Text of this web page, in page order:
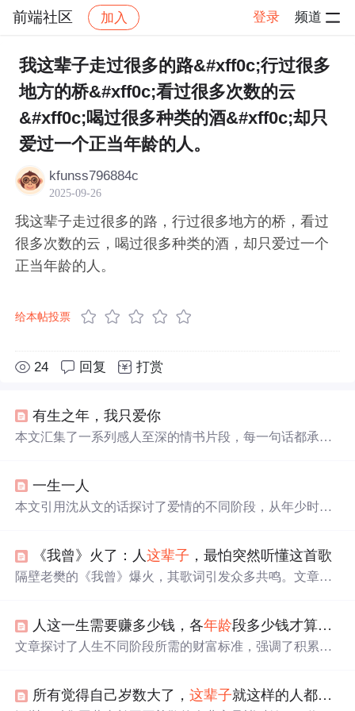
前端社区 加入 登录 频道
社区 前端社区 感慨 帖子详情
我这辈子走过很多的路&#xff0c;行过很多
地方的桥&#xff0c;看过很多次数的云
&#xff0c;喝过很多种类的酒&#xff0c;却只
爱过一个正当年龄的人。
kfunss796884c
2025-09-26
我这辈子走过很多的路，行过很多地方的桥，看过
很多次数的云，喝过很多种类的酒，却只爱过一个
正当年龄的人。
给本帖投票
24 回复 打赏
有生之年，我只爱你
本文汇集了一系列感人至深的情书片段，每一句话都承载
记录了爱情的美好瞬间。
一生一人
本文引用沈从文的话探讨了爱情的不同阶段，从年少时的
《我曾》火了：人这辈子 ，最怕突然听懂这首歌
隔壁老樊的《我曾》爆火，其歌词引发众多共鸣。文章借
下，明白生活虽有苦，但要好好过，一个人熬过苦才能成
长。
人这一生需要赚多少钱，各年龄段多少钱才算有钱
文章探讨了人生不同阶段所需的财富标准，强调了积累赚
背后的真实情况。,
所有觉得自己岁数大了，这辈子就这样的人都应该来看看